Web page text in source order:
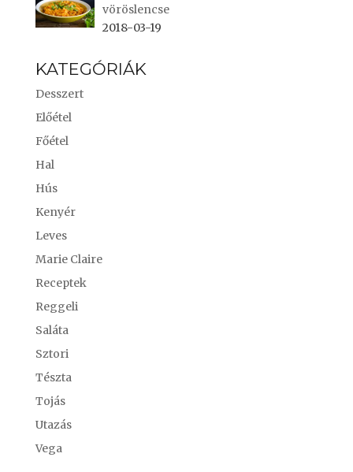
vöröslencse
2018-03-19
KATEGÓRIÁK
Desszert
Előétel
Főétel
Hal
Hús
Kenyér
Leves
Marie Claire
Receptek
Reggeli
Saláta
Sztori
Tészta
Tojás
Utazás
Vega